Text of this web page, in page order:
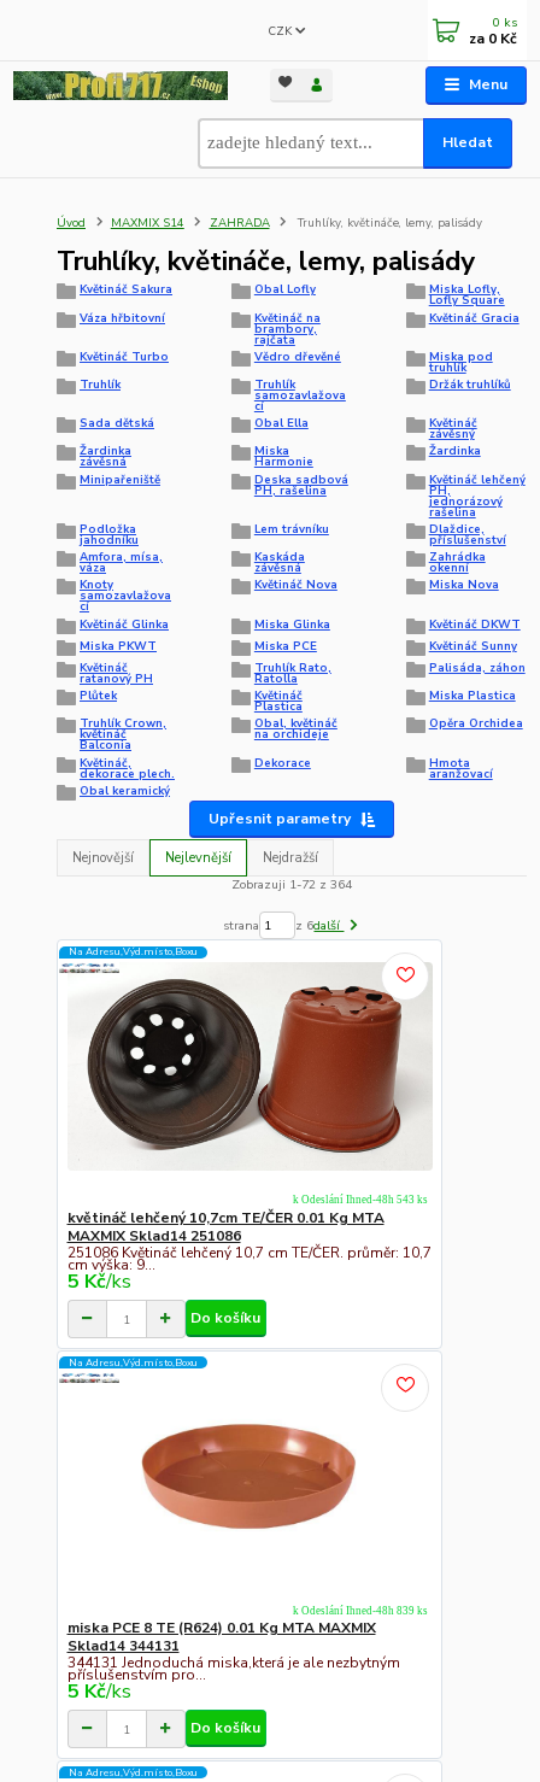
Menu
CZK
Hledat
0 ks
za 0 Kč
Úvod MAXMIX S14 ZAHRADA Truhlíky, květináče, lemy, palisády
Truhlíky, květináče, lemy, palisády
Květináč Sakura Obal Lofly Miska Lofly,
Lofly Square
Váza hřbitovní
Květináč na
brambory,
rajčata
Květináč Gracia
Květináč Turbo Vědro dřevěné Miska pod
truhlík
Truhlík
Truhlík
samozavlažova
cí
Držák truhlíků
Sada dětská Obal Ella Květináč
závěsný
Žardinka
závěsná
Miska
Harmonie
Žardinka
Minipařeniště
Deska sadbová
PH, rašelina
Květináč lehčený
PH,
jednorázový
rašelina
Podložka
jahodníku
Lem trávníku Dlaždice,
příslušenství
Amfora, mísa,
váza
Kaskáda
závěsná
Zahrádka
okenní
Knoty
samozavlažova
cí
Květináč Nova Miska Nova
Květináč Glinka Miska Glinka
Květináč DKWT
Miska PKWT
Miska PCE
Květináč Sunny
Květináč
ratanový PH
Truhlík Rato,
Ratolla
Palisáda, záhon
Plůtek
Květináč
Plastica
Miska Plastica
Truhlík Crown,
květináč
Balconia
Obal, květináč
na orchideje
Opěra Orchidea
Květináč,
dekorace plech.
Dekorace Hmota
aranžovací
Obal keramický
Upřesnit parametry
Nejnovější Nejlevnější
Nejdražší
Zobrazuji 1-72 z 364
strana z 6další
Na Adresu,Výd.místo,Boxu
květináč lehčený 10,7cm TE/ČER 0.01 Kg MTA
MAXMIX Sklad14 251086
251086 Květináč lehčený 10,7 cm TE/ČER. průměr: 10,7
cm výška: 9...
5 Kč/ks
k Odeslání Ihned-48h 543 ks
Do košíku
Na Adresu,Výd.místo,Boxu
miska PCE 8 TE (R624) 0.01 Kg MTA MAXMIX
Sklad14 344131
344131 Jednoduchá miska,která je ale nezbytným
příslušenstvím pro...
5 Kč/ks
k Odeslání Ihned-48h 839 ks
Do košíku
Na Adresu,Výd.místo,Boxu